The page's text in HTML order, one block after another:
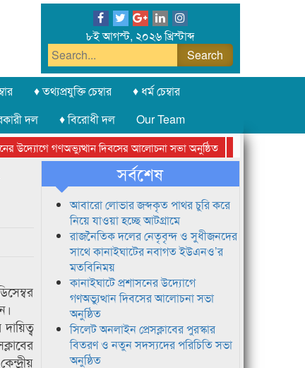
৮ই আগস্ট, ২০২৬ খ্রিস্টাব্দ
♦ তথ্যপ্রযুক্তি চেম্বার
♦ ধর্ম চেম্বার
দল ♦ বিরোধী দল
Our Team
উদ্যোগে গণঅভ্যুত্থান দিবসের আলোচনা সভা অনুষ্ঠিত
সিলেট অনলাইন
সর্বশেষ
আবারো লোভার জব্দকৃত পাথর চুরি করে
নিয়ে যাওয়া হচ্ছে আটগ্রামে
রাজনৈতিক দলের নেতৃবৃন্দ ও সুধীজনদের
সাথে কানাইঘাটের নবাগত ইউএনও’র
মতবিনিময়
কানাইঘাটে প্রশাসনের উদ্যোগে
গণঅভ্যুত্থান দিবসের আলোচনা সভা
অনুষ্ঠিত
সিলেট অনলাইন প্রেসক্লাবের পুরস্কার
বিতরণ ও নতুন সদস্যদের পরিচিতি সভা
অনুষ্ঠিত